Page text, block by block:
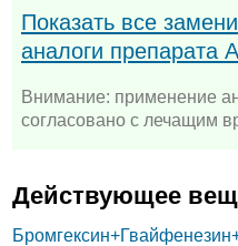
Показать все
аналоги препарата
Внимание: применение
согласовано с лечащим
Действующее
Бромгексин+